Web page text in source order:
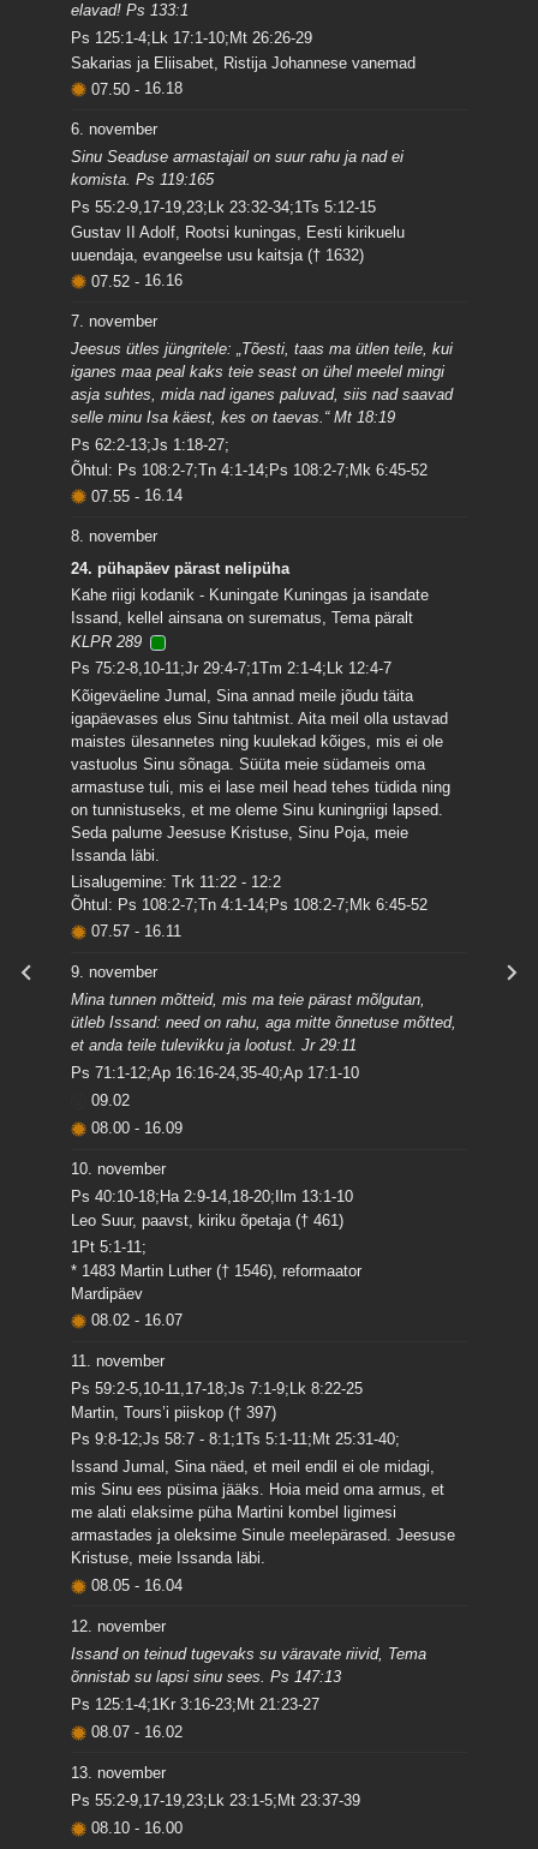
elavad! Ps 133:1
Ps 125:1-4;Lk 17:1-10;Mt 26:26-29
Sakarias ja Eliisabet, Ristija Johannese vanemad
07.50- 16.18
6. november
Sinu Seaduse armastajail on suur rahu ja nad ei
komista. Ps 119:165
Ps 55:2-9,17-19,23;Lk 23:32-34;1Ts 5:12-15
Gustav II Adolf, Rootsi kuningas, Eesti kirikuelu
uuendaja, evangeelse usu kaitsja († 1632)
07.52- 16.16
7. november
Jeesus ütles jüngritele: „Tõesti, taas ma ütlen teile, kui
iganes maa peal kaks teie seast on ühel meelel mingi
asja suhtes, mida nad iganes paluvad, siis nad saavad
selle minu Isa käest, kes on taevas.“ Mt 18:19
Ps 62:2-13;Js 1:18-27;
Õhtul: Ps 108:2-7;Tn 4:1-14;Ps 108:2-7;Mk 6:45-52
07.55- 16.14
8. november
24. pühapäev pärast nelipüha
Kahe riigi kodanik - Kuningate Kuningas ja isandate
Issand, kellel ainsana on surematus, Tema päralt
KLPR 289
Ps 75:2-8,10-11;Jr 29:4-7;1Tm 2:1-4;Lk 12:4-7
Kõigeväeline Jumal, Sina annad meile jõudu täita
igapäevases elus Sinu tahtmist. Aita meil olla ustavad
maistes ülesannetes ning kuulekad kõiges, mis ei ole
vastuolus Sinu sõnaga. Süüta meie südameis oma
armastuse tuli, mis ei lase meil head tehes tüdida ning
on tunnistuseks, et me oleme Sinu kuningriigi lapsed.
Seda palume Jeesuse Kristuse, Sinu Poja, meie
Issanda läbi.
Lisalugemine: Trk 11:22 - 12:2
Õhtul: Ps 108:2-7;Tn 4:1-14;Ps 108:2-7;Mk 6:45-52
07.57- 16.11
9. november
Mina tunnen mõtteid, mis ma teie pärast mõlgutan,
ütleb Issand: need on rahu, aga mitte õnnetuse mõtted,
et anda teile tulevikku ja lootust. Jr 29:11
Ps 71:1-12;Ap 16:16-24,35-40;Ap 17:1-10
09.02
08.00- 16.09
10. november
Ps 40:10-18;Ha 2:9-14,18-20;Ilm 13:1-10
Leo Suur, paavst, kiriku õpetaja († 461)
1Pt 5:1-11;
* 1483 Martin Luther († 1546), reformaator
Mardipäev
08.02- 16.07
11. november
Ps 59:2-5,10-11,17-18;Js 7:1-9;Lk 8:22-25
Martin, Tours’i piiskop († 397)
Ps 9:8-12;Js 58:7 - 8:1;1Ts 5:1-11;Mt 25:31-40;
Issand Jumal, Sina näed, et meil endil ei ole midagi,
mis Sinu ees püsima jääks. Hoia meid oma armus, et
me alati elaksime püha Martini kombel ligimesi
armastades ja oleksime Sinule meelepärased. Jeesuse
Kristuse, meie Issanda läbi.
08.05- 16.04
12. november
Issand on teinud tugevaks su väravate riivid, Tema
õnnistab su lapsi sinu sees. Ps 147:13
Ps 125:1-4;1Kr 3:16-23;Mt 21:23-27
08.07- 16.02
13. november
Ps 55:2-9,17-19,23;Lk 23:1-5;Mt 23:37-39
08.10- 16.00